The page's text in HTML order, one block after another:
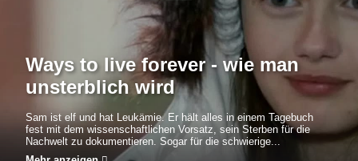
Ways to live forever - wie man
unsterblich wird
Sam ist elf und hat Leukämie. Er hält alles in einem Tagebuch
fest mit dem wissenschaftlichen Vorsatz, sein Sterben für die
Nachwelt zu dokumentieren. Sogar für die schwierige...